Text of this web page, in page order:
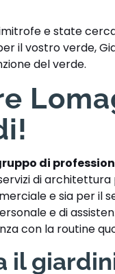
e state
il vostro verde,
del verde.
di
di
e sia per il
e di
con la routine
il